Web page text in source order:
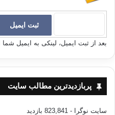
بعد از ثبت ایمیل، لینکی به ایمیل شما
پربازدیدترین مطالب سایت
سایت نوگرا - 823,841 بازدید